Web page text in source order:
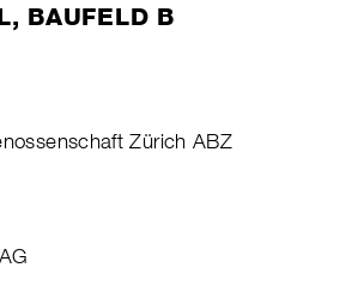
BAUFELD B
Zürich ABZ